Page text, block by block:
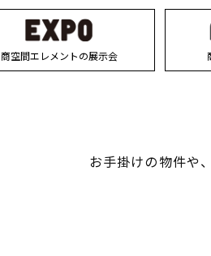
商空間エレメントの展示会
お手掛けの物件や